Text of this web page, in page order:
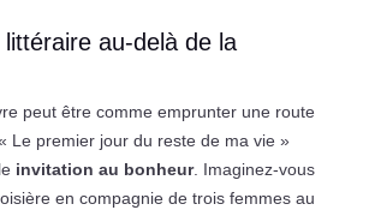
au-delà de la
peut être comme emprunter une route
Le premier jour du reste de ma vie »
invitation au bonheur. Imaginez-vous
en compagnie de trois femmes au